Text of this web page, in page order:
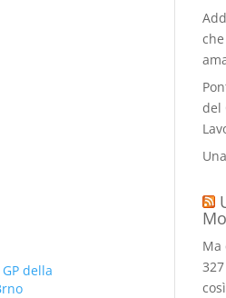
della
del
Ma